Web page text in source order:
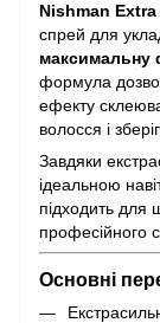
Nishman
спрей для
максимальну
формула
ефекту
волосся і
Завдяки
ідеальною
підходить для
професійного
Основні